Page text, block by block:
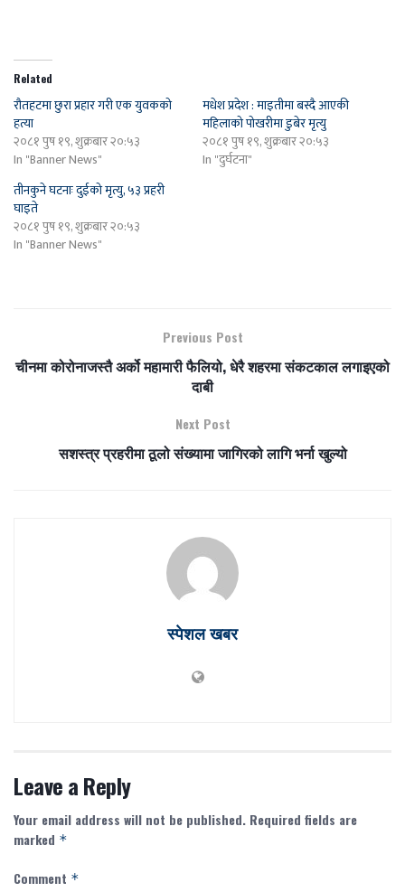
Related
रौतहटमा छुरा प्रहार गरी एक युवकको
हत्या
२०८१ पुष १९, शुक्रबार २०:५३
In "Banner News"
मधेश प्रदेश : माइतीमा बस्दै आएकी
महिलाको पोखरीमा डुबेर मृत्यु
२०८१ पुष १९, शुक्रबार २०:५३
In "दुर्घटना"
तीनकुने घटनाः दुईको मृत्यु, ५३ प्रहरी
घाइते
२०८१ पुष १९, शुक्रबार २०:५३
In "Banner News"
Previous Post
चीनमा कोरोनाजस्तै अर्को महामारी फैलियो, धेरै शहरमा संकटकाल लगाइएको
दाबी
Next Post
सशस्त्र प्रहरीमा ठूलो संख्यामा जागिरको लागि भर्ना खुल्यो
स्पेशल खबर
Leave a Reply
Your email address will not be published. Required fields are
marked *
Comment *